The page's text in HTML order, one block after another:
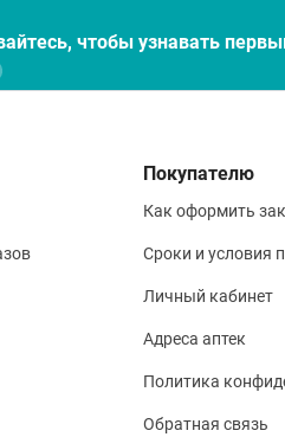
чтобы узнавать
Покупателю
Как оформить
Сроки и условия
Личный кабинет
Адреса аптек
Политика
Обратная связь